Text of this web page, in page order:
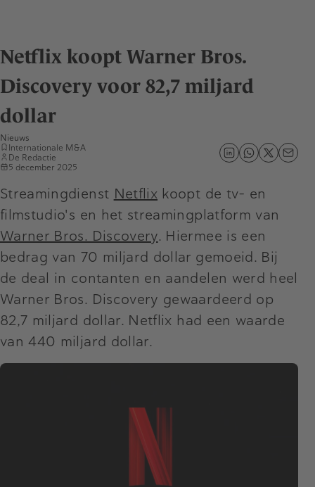
Netflix koopt Warner Bros.
Discovery voor 82,7 miljard
dollar
Nieuws
Internationale M&A
De Redactie
5 december 2025
Streamingdienst Netflix koopt de tv- en
filmstudio's en het streamingplatform van
Warner Bros. Discovery. Hiermee is een
bedrag van 70 miljard dollar gemoeid. Bij
de deal in contanten en aandelen werd heel
Warner Bros. Discovery gewaardeerd op
82,7 miljard dollar. Netflix had een waarde
van 440 miljard dollar.